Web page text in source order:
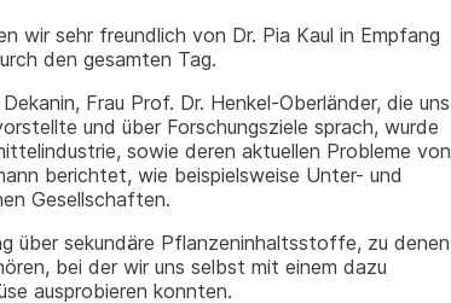
wir sehr freundlich von Dr. Pia Kaul in Empfang
den gesamten Tag.
Frau Prof. Dr. Henkel-Oberländer, die uns
und über Forschungsziele sprach, wurde
sowie deren aktuellen Probleme von
berichtet, wie beispielsweise Unter- und
Gesellschaften.
über sekundäre Pflanzeninhaltsstoffe, zu denen
bei der wir uns selbst mit einem dazu
ausprobieren konnten.